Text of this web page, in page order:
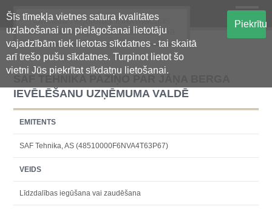
Šīs tīmekļa vietnes satura kvalitātes
uzlabošanai un pielāgošanai lietotāju
vajadzībām tiek lietotas sīkdatnes - tai skaitā
arī trešo pušu sīkdatnes. Turpinot lietot šo
vietni Jūs piekrītat sīkdatņu lietošanai.
Piekrītu
Oficiālā regulētās informācijas
centralizētā glabāšanas sistēma
SAF TEHNIKA PAZIŅO PAR JĀŅA BERGA
IEVĒLĒŠANU UZŅĒMUMA VALDĒ
EMITENTS
SAF Tehnika, AS (48510000F6NVA4T63P67)
VEIDS
Līdzdalības iegūšana vai zaudēšana